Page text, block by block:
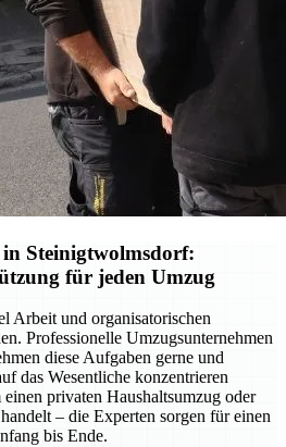
Steinigtwolmsdorf:
für jeden Umzug
Arbeit und organisatorischen
Professionelle Umzugsunternehmen
diese Aufgaben gerne und
das Wesentliche konzentrieren
privaten Haushaltsumzug oder
– die Experten sorgen für einen
bis Ende.